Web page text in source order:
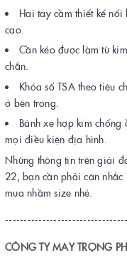
Hai tay cầm thiết kế
cao.
Cần kéo được làm từ
chắn.
Khóa số TSA theo tiêu
ở bên trong.
Bánh xe hợp kim
mọi điều kiện địa hình.
Những thông tin trên giải
22, bạn cần phải cân
mua nhầm size nhé.
CÔNG TY MAY TRỌNG